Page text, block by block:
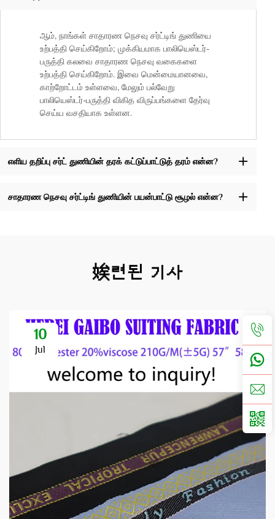
ஆம், நாங்கள் சாதாரண நெசவு சர்ட்டிங் துணியை
உற்பத்தி செய்கிறோம்; முக்கியமாக பாலியெஸ்டர்-
பருத்தி கலவை சாதாரண நெசவு வகைகளை
உற்பத்தி செய்கிறோம். இவை மென்மையானவை,
காற்றோட்டம் உள்ளவை, மேலும் பல்வேறு
பாலியெஸ்டர்-பருத்தி விகித விருப்பங்களை தேர்வு
செய்ய வசதியாக உள்ளன.
எளிய தறிப்பு சர்ட் துணியின் தரக் கட்டுப்பாட்டுத் தரம் என்ன?
சாதாரண நெசவு சர்ட்டிங் துணியின் பயன்பாட்டு சூழல் என்ன?
娭련된 기사
10
Jul